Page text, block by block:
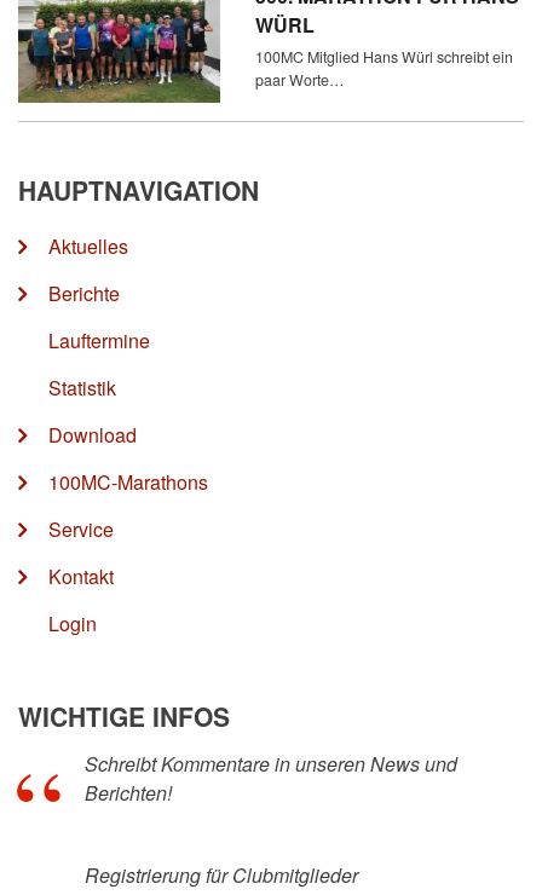
WÜRL
100MC Mitglied Hans Würl schreibt ein
paar Worte…
HAUPTNAVIGATION
Aktuelles
Berichte
Lauftermine
Statistik
Download
100MC-Marathons
Service
Kontakt
Login
WICHTIGE INFOS
Schreibt Kommentare in unseren News und
Berichten!
Registrierung für Clubmitglieder